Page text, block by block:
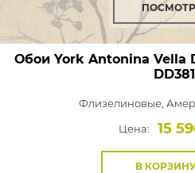
Обои York Antonina Vella
Флизелиновые,
Цена:
15
В